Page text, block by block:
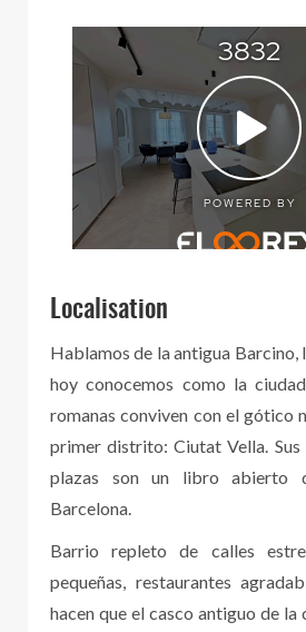
Localisation
Hablamos de la antigua Barcino,
hoy conocemos como la
romanas conviven con el gótico
primer distrito: Ciutat Vella. Sus
plazas son un libro abierto
Barcelona.
Barrio repleto de calles
pequeñas, restaurantes
hacen que el casco antiguo de la